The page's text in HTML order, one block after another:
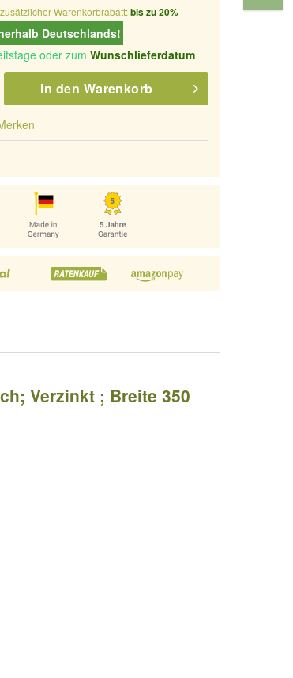
Warenkorbrabatt:bis zu 20%
Deutschlands!
oder zumWunschlieferdatum
In den Warenkorb
Verzinkt ; Breite 350